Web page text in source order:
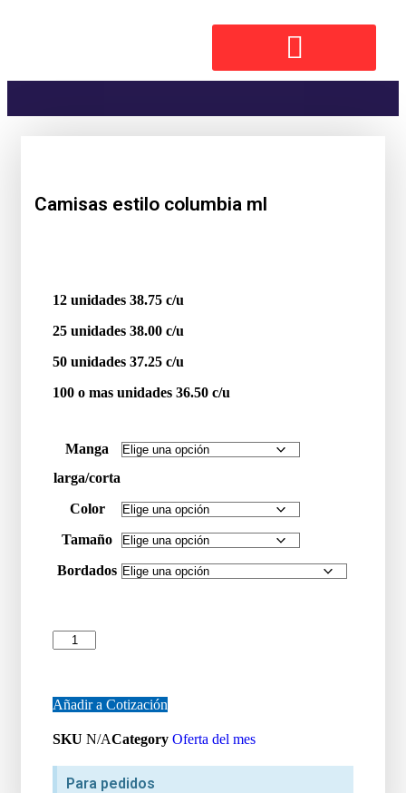
Camisas estilo columbia ml
12 unidades 38.75 c/u
25 unidades 38.00 c/u
50 unidades 37.25 c/u
100 o mas unidades 36.50 c/u
Manga
larga/corta
Color
Tamaño
Bordados
Añadir a Cotización
SKU N/ACategory Oferta del mes
Para pedidos